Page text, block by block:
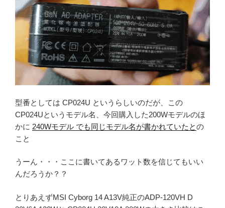
型番としては CP024U というらしいのだが、この
CP024Uというモデル名、今回購入した200Wモデルのほ
かに 240Wモデル でも同じモデル名が書かれていたとの
こと
うーん・・・ここに書いてあるワット数を信じてもいい
んだろうか？？
とりあえずMSI Cyborg 14 A13V純正のADP-120VH D